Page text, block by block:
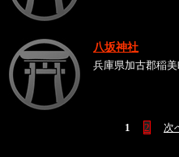
八坂神社
兵庫県加古郡稲
1 2 次